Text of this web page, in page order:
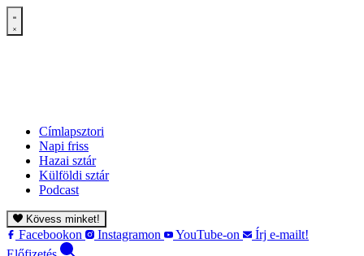
Címlapsztori
Napi friss
Hazai sztár
Külföldi sztár
Podcast
Kövess minket!
Facebookon Instagramon YouTube-on
Írj e-mailt!